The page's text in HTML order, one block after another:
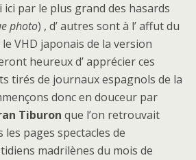
par le plus grand des hasards
photo) , d’ autres sont à l’ affut du
VHD japonais de la version
heureux d’ apprécier ces
tirés de journaux espagnols de la
donc en douceur par
Tiburon que l’on retrouvait
pages spectacles de
madrilènes du mois de